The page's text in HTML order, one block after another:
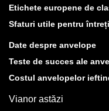
Etichete europene de
Sfaturi utile pentru
Date despre anvelope
Teste de succes ale
Costul anvelopelor
Vianor astăzi